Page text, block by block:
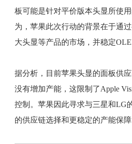
板可能是针对平价版本头显所使
为，苹果此次行动的背景在于通
大头显等产品的市场，并稳定
据分析，目前苹果头显的面板供
没有增加产能，这限制了Apple
控制。苹果因此寻求与三星和LG
的供应链选择和更稳定的产能保障